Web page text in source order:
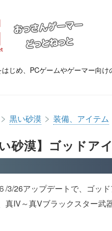
はじめ、PCゲームやゲーマー向
> 黒い砂漠 > 装備、アイテム
い砂漠】ゴッドア
/3/26アップデートで、ゴッ
真IV～真Vブラックスター武